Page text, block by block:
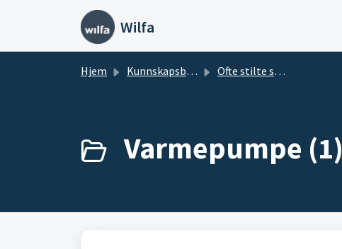
Gå til hovedinnhold
Wilfa
Hjem Kunnskapsbase Ofte stilte spørsmål: Klima
Varmepumpe (1)